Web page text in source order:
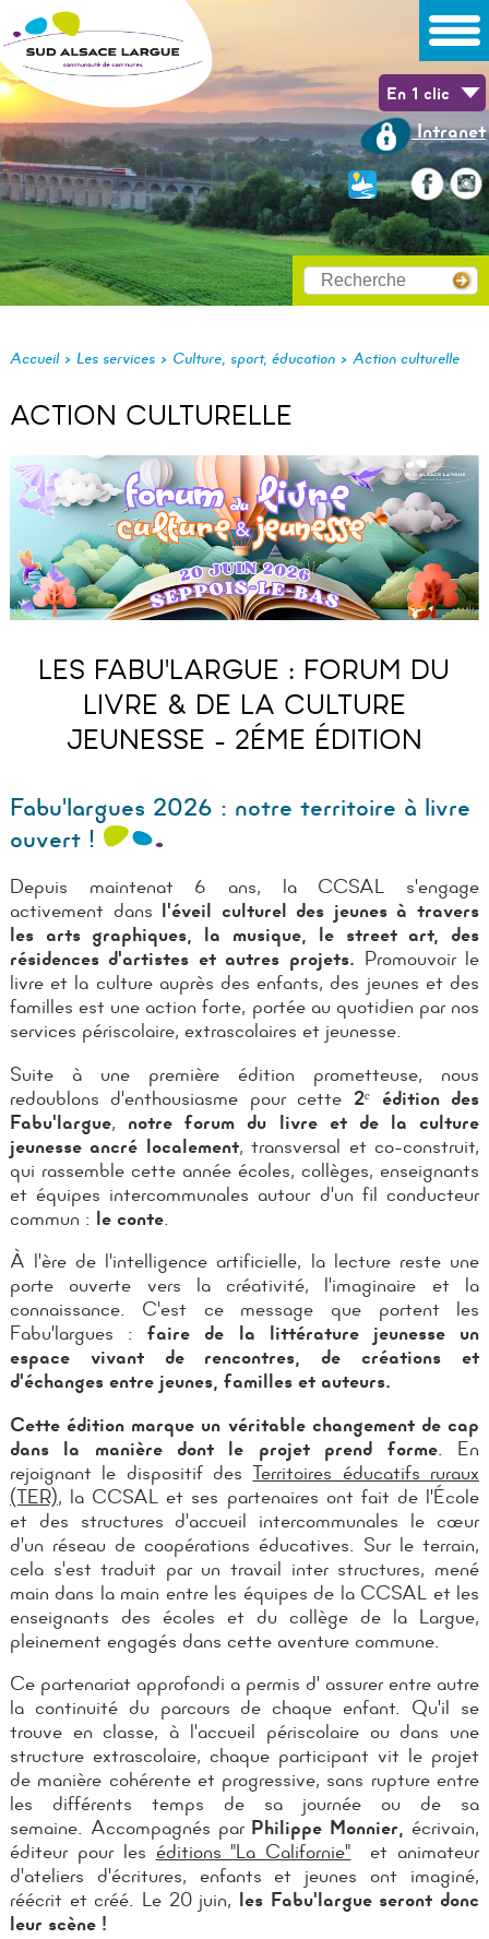
En 1 clic
Intranet
Accueil> Les services> Culture, sport, éducation> Action culturelle
ACTION CULTURELLE
LES FABU'LARGUE : FORUM DU
LIVRE & DE LA CULTURE
JEUNESSE - 2ÉME ÉDITION
Fabu'largues 2026 : notre territoire à livre
ouvert !
Depuis maintenat 6 ans, la CCSAL s'engage
activement dans l'éveil culturel des jeunes à travers
les arts graphiques, la musique, le street art, des
résidences d'artistes et autres projets. Promouvoir le
livre et la culture auprès des enfants, des jeunes et des
familles est une action forte, portée au quotidien par nos
services périscolaire, extrascolaires et jeunesse.
Suite à une première édition prometteuse, nous
redoublons d'enthousiasme pour cette 2ᵉ édition des
Fabu'largue, notre forum du livre et de la culture
jeunesse ancré localement, transversal et co-construit,
qui rassemble cette année écoles, collèges, enseignants
et équipes intercommunales autour d'un fil conducteur
commun : le conte.
À l'ère de l'intelligence artificielle, la lecture reste une
porte ouverte vers la créativité, l'imaginaire et la
connaissance. C'est ce message que portent les
Fabu'largues :faire de la littérature jeunesse un
espace vivant de rencontres, de créations et
d'échanges entre jeunes, familles et auteurs.
Cette édition marque un véritable changement de cap
dans la manière dont le projet prend forme. En
rejoignant le dispositif desTerritoires éducatifs ruraux
(TER), la CCSAL et ses partenaires ont fait de l'École
et des structures d'accueil intercommunales le cœur
d'un réseau de coopérations éducatives. Sur le terrain,
cela s'est traduit par un travail inter structures, mené
main dans la main entre les équipes de la CCSAL et les
enseignants des écoles et du collège de la Largue,
pleinement engagés dans cette aventure commune.
Ce partenariat approfondi a permis d' assurer entre autre
la continuité du parcours de chaque enfant. Qu'il se
trouve en classe, à l'accueil périscolaire ou dans une
structure extrascolaire, chaque participant vit le projet
de manière cohérente et progressive, sans rupture entre
les différents temps de sa journée ou de sa
semaine. Accompagnés par Philippe Monnier, écrivain,
éditeur pour les éditions "La Californie" et animateur
d'ateliers d'écritures, enfants et jeunes ont imaginé,
réécrit et créé. Le 20 juin, les Fabu'largue seront donc
leur scène !